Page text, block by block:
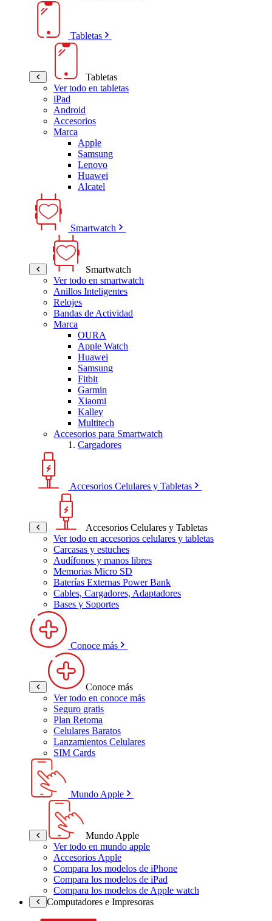
Tabletas
Tabletas
Ver todo en tabletas
iPad
Android
Accesorios
Marca
Apple
Samsung
Lenovo
Huawei
Alcatel
Smartwatch
Smartwatch
Ver todo en smartwatch
Anillos Inteligentes
Relojes
Bandas de Actividad
Marca
OURA
Apple Watch
Huawei
Samsung
Fitbit
Garmin
Xiaomi
Kalley
Multitech
Accesorios para Smartwatch
Cargadores
Accesorios Celulares y Tabletas
Accesorios Celulares y Tabletas
Ver todo en accesorios celulares y tabletas
Carcasas y estuches
Audífonos y manos libres
Memorias Micro SD
Baterías Externas Power Bank
Cables, Cargadores, Adaptadores
Bases y Soportes
Conoce más
Conoce más
Ver todo en conoce más
Seguro gratis
Plan Retoma
Celulares Baratos
Lanzamientos Celulares
SIM Cards
Mundo Apple
Mundo Apple
Ver todo en mundo apple
Accesorios Apple
Compara los modelos de iPhone
Compara los modelos de iPad
Compara los modelos de Apple watch
Computadores e Impresoras